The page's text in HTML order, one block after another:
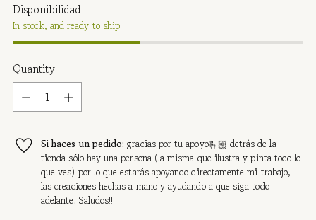
Disponibilidad
In stock, and ready to ship
Quantity
Quantity
Si haces un pedido:gracias por tu apoyo🫰🏼 detrás de la
tienda sólo hay una persona (la misma que ilustra y pinta todo lo
que ves) por lo que estarás apoyando directamente mi trabajo,
las creaciones hechas a mano y ayudando a que siga todo
adelante. Saludos!!